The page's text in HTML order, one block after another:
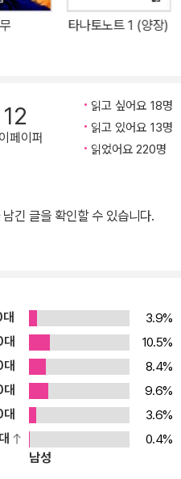
작품 속에서 이야기를 이끌어 가
, 혹은 스스로 사회를 버린 존재
미래를 보는 능력을 선사받은 트
믿어 주지 않는 저주까지 함께
예견하고 막으려 하지만 아무도
에서 문제를 일으키고 한밤중에
리 외곽의 거대한 쓰레기 하치
룹과 조우한다. 왕년의 외인부대
천재 김예빈이 바로 그들이다.
, 그래서 입을 다물고 있어야 하
의지하고, 그녀를 도와줄 수 있
노숙자뿐이다. 그들과 함께 재앙
갖 모험으로 이어진다. 카산드라
세상을 위해 테러를 막는 전사
로 변해 간다. 그들이 허위의식
정이 이야기의 골격을 이룬다.
나 변함없이 기발한 상상력 사
타나토노트 1 (양장)
12
페이퍼
읽고 싶어요 18명
읽고 있어요 13명
읽었어요 220명
긴 글을 확인할 수 있습니다.
3.9%
10.5%
8.4%
9.6%
3.6%
0.4%
남성